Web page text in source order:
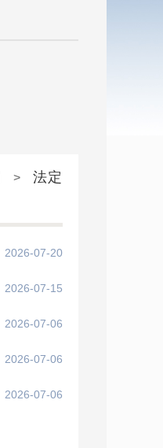
> 法定
2026-07-20
2026-07-15
2026-07-06
2026-07-06
2026-07-06